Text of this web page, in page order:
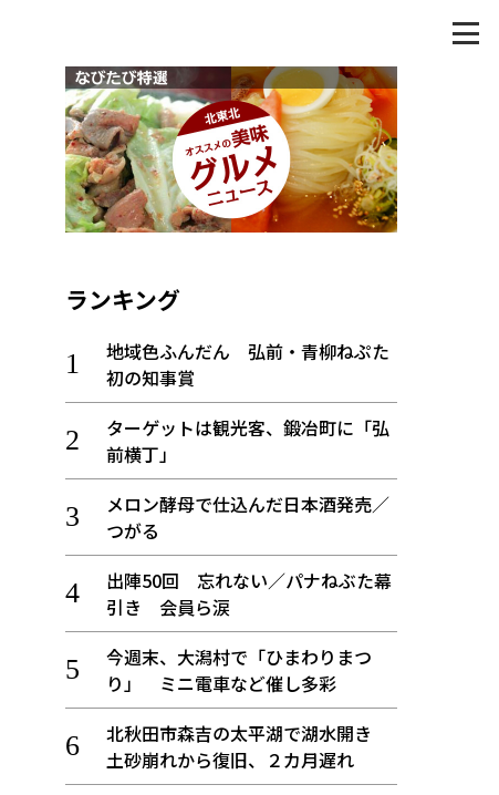
ランキング
地域色ふんだん 弘前・青柳ねぷた
初の知事賞
ターゲットは観光客、鍛冶町に「弘
前横丁」
メロン酵母で仕込んだ日本酒発売／
つがる
出陣50回 忘れない／パナねぶた幕
引き 会員ら涙
今週末、大潟村で「ひまわりまつ
り」 ミニ電車など催し多彩
北秋田市森吉の太平湖で湖水開き
土砂崩れから復旧、２カ月遅れ